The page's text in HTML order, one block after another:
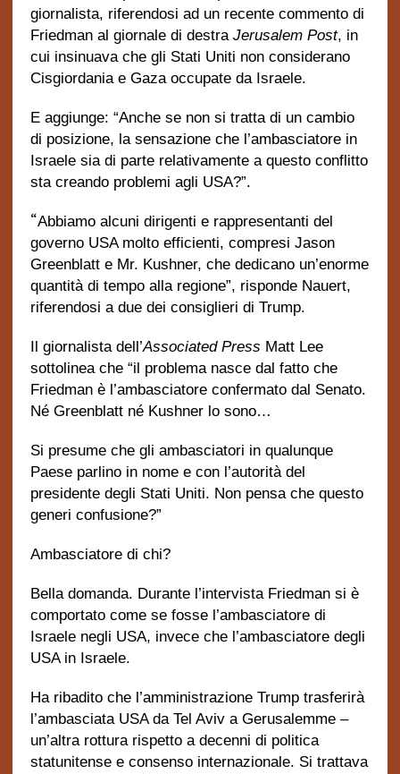
giornalista, riferendosi ad un recente commento di
Friedman al giornale di destra Jerusalem Post, in
cui insinuava che gli Stati Uniti non considerano
Cisgiordania e Gaza occupate da Israele.
E aggiunge: “Anche se non si tratta di un cambio
di posizione, la sensazione che l’ambasciatore in
Israele sia di parte relativamente a questo conflitto
sta creando problemi agli USA?”.
“Abbiamo alcuni dirigenti e rappresentanti del
governo USA molto efficienti, compresi Jason
Greenblatt e Mr. Kushner, che dedicano un’enorme
quantità di tempo alla regione”, risponde Nauert,
riferendosi a due dei consiglieri di Trump.
Il giornalista dell’Associated Press Matt Lee
sottolinea che “il problema nasce dal fatto che
Friedman è l’ambasciatore confermato dal Senato.
Né Greenblatt né Kushner lo sono…
Si presume che gli ambasciatori in qualunque
Paese parlino in nome e con l’autorità del
presidente degli Stati Uniti. Non pensa che questo
generi confusione?”
Ambasciatore di chi?
Bella domanda. Durante l’intervista Friedman si è
comportato come se fosse l’ambasciatore di
Israele negli USA, invece che l’ambasciatore degli
USA in Israele.
Ha ribadito che l’amministrazione Trump trasferirà
l’ambasciata USA da Tel Aviv a Gerusalemme –
un’altra rottura rispetto a decenni di politica
statunitense e consenso internazionale. Si trattava